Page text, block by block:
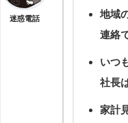
迷惑電話
地域
連絡
いつ
社長
家計